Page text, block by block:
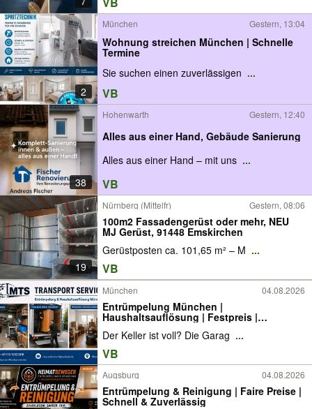
2
München Gestern, 13:04
Wohnung streichen München | Schnelle
Termine
Sie suchen einen zuverlässigen ...
VB
38
Hohenwarth Gestern, 12:40
Alles aus einer Hand, Gebäude Sanierung
Alles aus einer Hand – mit uns ...
VB
19
Nürnberg (Mittelfr) Gestern, 08:06
100m2 Fassadengerüst oder mehr, NEU
MJ Gerüst, 91448 Emskirchen
Gerüstposten ca. 101,65 m² – M ...
VB
München 04.08.2026
Entrümpelung München |
Haushaltsauflösung | Festpreis |
Kostenlose Besichtigung
Der Keller ist voll? Die Garag ...
VB
Augsburg 04.08.2026
Entrümpelung & Reinigung | Faire Preise |
Schnell & Zuverlässig